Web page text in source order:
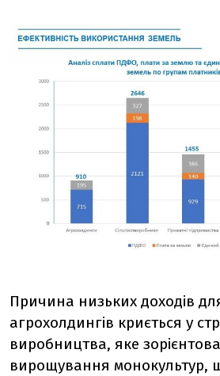
Причина низьких доходів
агрохолдингів криється у
виробництва, яке
вирощування монокультур,